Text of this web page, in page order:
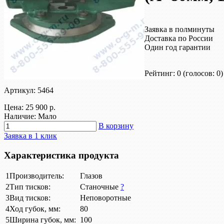
Заявка в полминуты
Доставка по России
Один год гарантии
Рейтинг: 0 (голосов: 0)
Артикул: 5464
Цена: 25 900 р.
Наличие: Мало
В корзину
Заявка в 1 клик
Характеристика продукта
1Производитель:
Глазов
2Тип тисков: Станочные ?
3Вид тисков:
Неповоротные
4Ход губок, мм:
80
5Ширина губок, мм: 100